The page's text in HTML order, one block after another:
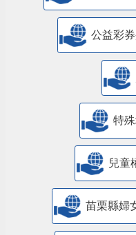
公益彩
特
兒童
苗栗縣婦